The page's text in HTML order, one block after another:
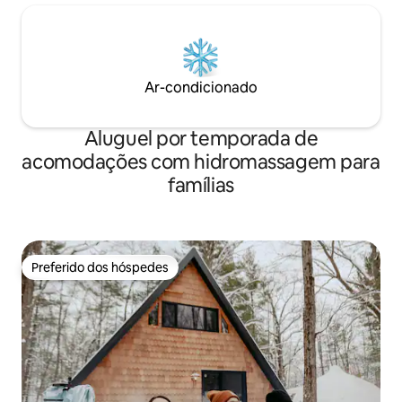
Ar-condicionado
Aluguel por temporada de
acomodações com hidromassagem para
famílias
Preferido dos hóspedes
Preferido dos hóspedes